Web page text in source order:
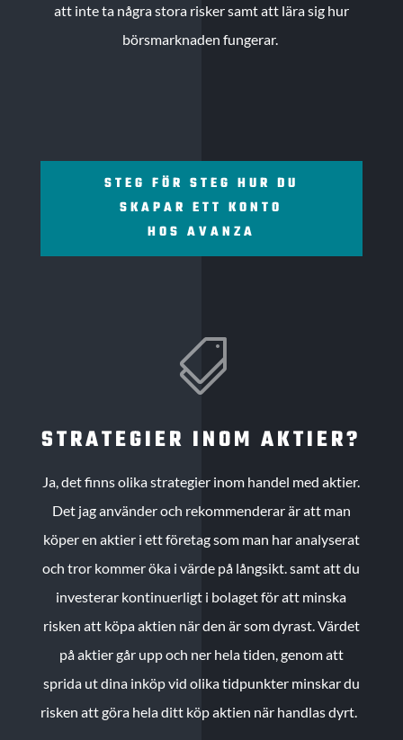
att inte ta några stora risker samt att lära sig hur
börsmarknaden fungerar.
STEG FÖR STEG HUR DU
SKAPAR ETT KONTO
HOS AVANZA

STRATEGIER INOM AKTIER?
Ja, det finns olika strategier inom handel med aktier.
Det jag använder och rekommenderar är att man
köper en aktier i ett företag som man har analyserat
och tror kommer öka i värde på långsikt. samt att du
investerar kontinuerligt i bolaget för att minska
risken att köpa aktien när den är som dyrast. Värdet
på aktier går upp och ner hela tiden, genom att
sprida ut dina inköp vid olika tidpunkter minskar du
risken att göra hela ditt köp aktien när handlas dyrt.